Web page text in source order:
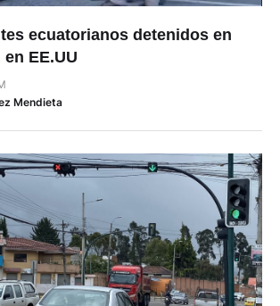
ecuatorianos detenidos en
EE.UU
Mendieta